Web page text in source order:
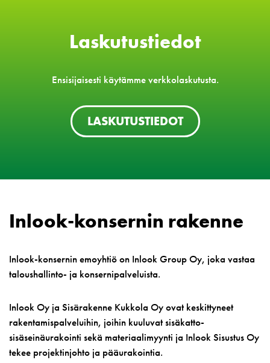
Laskutustiedot
Ensisijaisesti käytämme verkkolaskutusta.
LASKUTUSTIEDOT
Inlook-konsernin rakenne
Inlook-konsernin emoyhtiö on Inlook Group Oy, joka vastaa
taloushallinto- ja konsernipalveluista.
Inlook Oy ja Sisärakenne Kukkola Oy ovat keskittyneet
rakentamispalveluihin, joihin kuuluvat sisäkatto-
sisäseinäurakointi sekä materiaalimyynti ja Inlook Sisustus Oy
tekee projektinjohto ja pääurakointia.